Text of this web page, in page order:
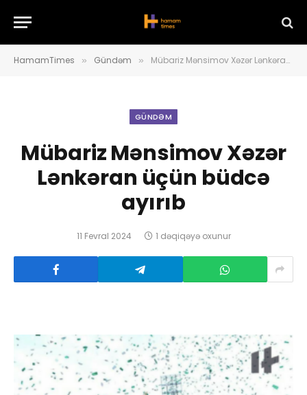
HamamTimes » Gündəm » Mübariz Mənsimov Xəzər Lənkəran üçün büdcə ayırıb
GÜNDƏM
Mübariz Mənsimov Xəzər
Lənkəran üçün büdcə
ayırıb
11 Fevral 2024 1 dəqiqəyə oxunur